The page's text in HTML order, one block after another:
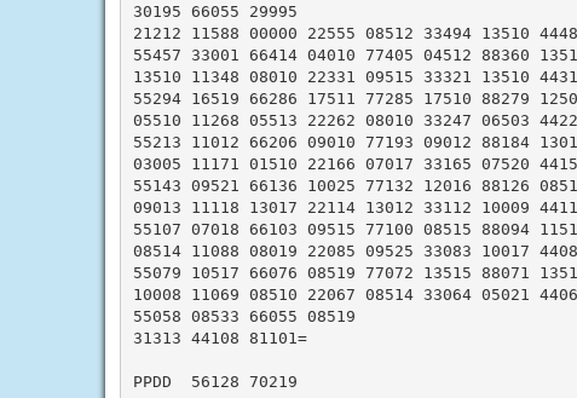
30195 66055 29995
21212 11588 00000 22555 08512 33494 13510
55457 33001 66414 04010 77405 04512 88360
13510 11348 08010 22331 09515 33321 13510
55294 16519 66286 17511 77285 17510 88279
05510 11268 05513 22262 08010 33247 06503
55213 11012 66206 09010 77193 09012 88184
03005 11171 01510 22166 07017 33165 07520
55143 09521 66136 10025 77132 12016 88126
09013 11118 13017 22114 13012 33112 10009
55107 07018 66103 09515 77100 08515 88094
08514 11088 08019 22085 09525 33083 10017
55079 10517 66076 08519 77072 13515 88071
10008 11069 08510 22067 08514 33064 05021
55058 08533 66055 08519
31313 44108 81101=
PPDD  56128 70219